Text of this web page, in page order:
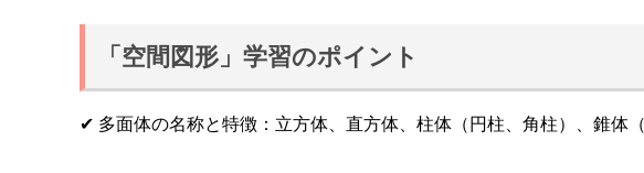
「空間図形」学習のポイント
✔ 多面体の名称と特徴：立方体、直方体、柱体（円柱、角柱）、錐体